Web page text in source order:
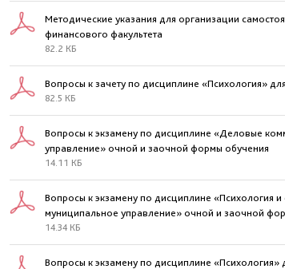
Методические указания для организации
финансового факультета
82.2 КБ
Вопросы к зачету по дисциплине «Психология»
82.5 КБ
Вопросы к экзамену по дисциплине «Деловые
управление» очной и заочной формы обучения
14.11 КБ
Вопросы к экзамену по дисциплине «Психология
муниципальное управление» очной и заочной
14.34 КБ
Вопросы к экзамену по дисциплине